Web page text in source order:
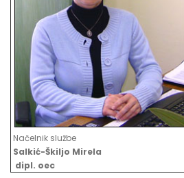
Načelnik službe
Salkić-Škiljo Mirela
dipl. oec